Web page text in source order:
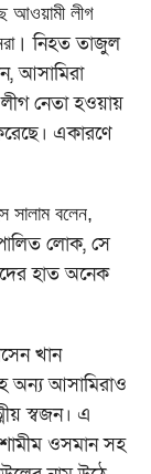
আওয়ামী লীগ
নিহত তাজুল
আসামিরা
নেতা হওয়ায়
একারণে
সালাম বলেন,
লোক, সে
হাত অনেক
খান
অন্য আসামিরাও
স্বজন। এ
ওসমান সহ